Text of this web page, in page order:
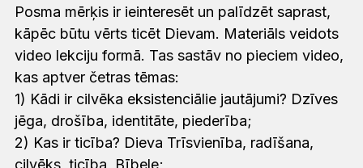
Posma mērķis ir ieinteresēt un palīdzēt saprast,
kāpēc būtu vērts ticēt Dievam. Materiāls veidots
video lekciju formā. Tas sastāv no pieciem video,
kas aptver četras tēmas:
1) Kādi ir cilvēka eksistenciālie jautājumi? Dzīves
jēga, drošība, identitāte, piederība;
2) Kas ir ticība? Dieva Trīsvienība, radīšana,
cilvēks, ticība, Bībele;